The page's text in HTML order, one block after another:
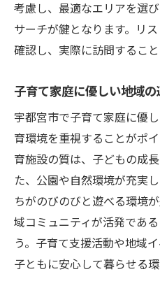
考慮し、最適なエリアを選
サーチが鍵となります。リ
確認し、実際に訪問すること
子育て家庭に優しい地域
宇都宮市で子育て家庭に優
育環境を重視することがポ
育施設の質は、子どもの成
た、公園や自然環境が充実
ちがのびのびと遊べる環境
域コミュニティが活発であ
う。子育て支援活動や地域
子ともに安心して暮らせる環